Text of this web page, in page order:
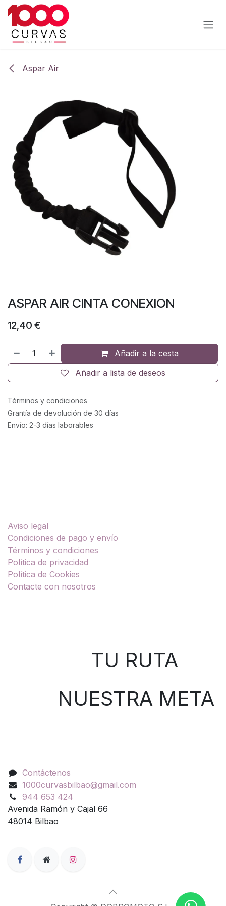
Ir al contenido
Aspar Air
ASPAR AIR CINTA CONEXION
12,40 €
Añadir a la cesta
Añadir a lista de deseos
Términos y condiciones
Grantía de devolución de 30 días
Envío: 2-3 días laborables
Aviso legal
Condiciones de pago y envío
Términos y condiciones
Política de privacidad
Política de Cookies
Contacte con nosotros
TU RUTA
NUESTRA META
Contáctenos
1000curvasbilbao@gmail.com
944 653 424
Avenida Ramón y Cajal 66
48014 Bilbao